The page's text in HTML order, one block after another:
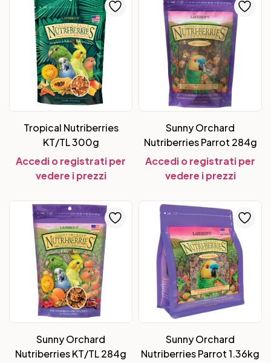
Tropical Nutriberries
KT/TL 300g
Accedi o registrati per
vedere i prezzi
Sunny Orchard
Nutriberries Parrot 284g
Accedi o registrati per
vedere i prezzi
Sunny Orchard
Nutriberries KT/TL 284g
Sunny Orchard
Nutriberries Parrot 1.36kg